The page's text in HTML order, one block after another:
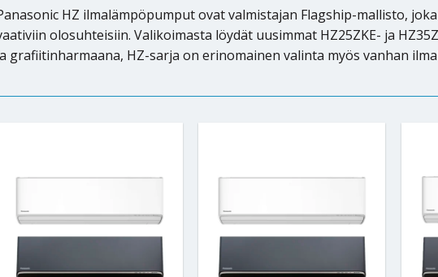
HZ ilmalämpöpumput ovat valmistajan Flagship-mallisto,
olosuhteisiin. Valikoimasta löydät uusimmat HZ25ZKE- ja
grafiitinharmaana, HZ-sarja on erinomainen valinta myös vanhan